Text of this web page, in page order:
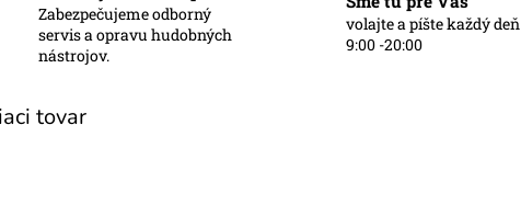
O
Zabezpečujeme odborný
servis a opravu hudobných
nástrojov.
volajte a píšte každý deň
9:00 -20:00
tovar